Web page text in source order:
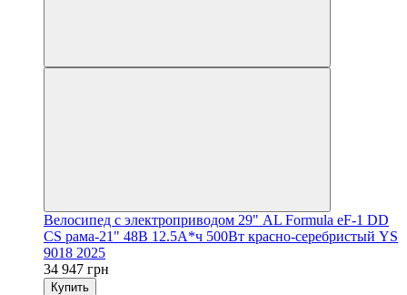
Велосипед с электроприводом 29" AL Formula eF-1 DD
CS рама-21" 48B 12.5А*ч 500Вт красно-серебристый YS
9018 2025
34 947 грн
Купить